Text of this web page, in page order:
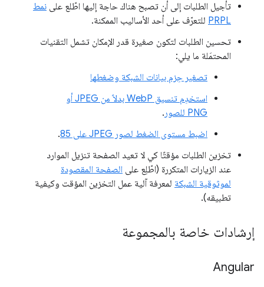
تأجيل الطلبات إلى أن تصبح هناك حاجة إليها اطّلع على نمط
PRPL للتعرّف على أحد الأساليب الممكنة.
تحسين الطلبات لتكون صغيرة قدر الإمكان تشمل التقنيات
المحتمَلة ما يلي:
تصغير حِزم بيانات الشبكة وضغطها
استخدِم تنسيق WebP بدلاً من JPEG أو
PNG للصور
.
اضبط مستوى الضغط لصور JPEG على 85
.
تخزين الطلبات مؤقتًا كي لا تعيد الصفحة تنزيل الموارد
عند الزيارات المتكررة (اطّلِع على الصفحة المقصودة
لموثوقية الشبكة لمعرفة آلية عمل التخزين المؤقت وكيفية
تطبيقه).
إرشادات خاصة بالمجموعة
Angular